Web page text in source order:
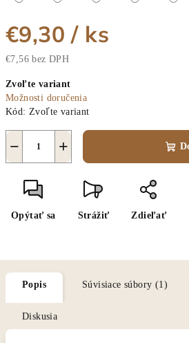
€9,30/ ks
€7,56 bez DPH
cena:
Zvoľte variant
Možnosti doručenia
Kód: Zvoľte variant
+
−
Opýtať sa Strážiť Zdieľať
Popis Súvisiace súbory (1)
Diskusia